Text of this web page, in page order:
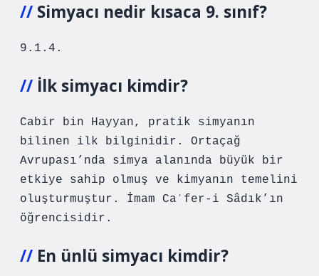
Simyacı nedir kısaca 9. sınıf?
9.1.4.
İlk simyacı kimdir?
Cabir bin Hayyan, pratik simyanın
bilinen ilk bilginidir. Ortaçağ
Avrupası’nda simya alanında büyük bir
etkiye sahip olmuş ve kimyanın temelini
oluşturmuştur. İmam Caʿfer-i Sâdık’ın
öğrencisidir.
En ünlü simyacı kimdir?